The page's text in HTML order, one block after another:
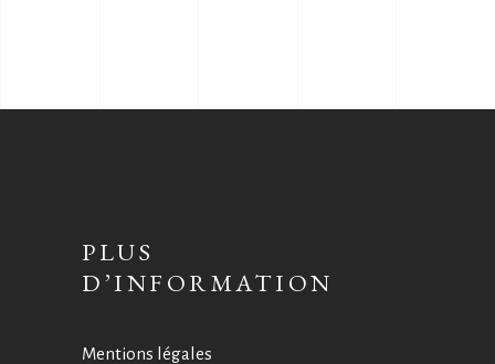
PLUS
D’INFORMATION
Mentions légales